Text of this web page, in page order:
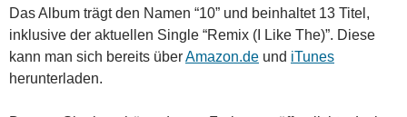
Das Album trägt den Namen “10” und beinhaltet 13 Titel,
inklusive der aktuellen Single “Remix (I Like The)”. Diese
kann man sich bereits überAmazon.de und iTunes
herunterladen.